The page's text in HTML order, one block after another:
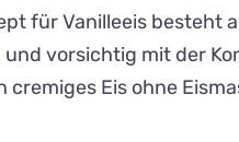
für Vanilleeis
vorsichtig mit der
Eis ohne